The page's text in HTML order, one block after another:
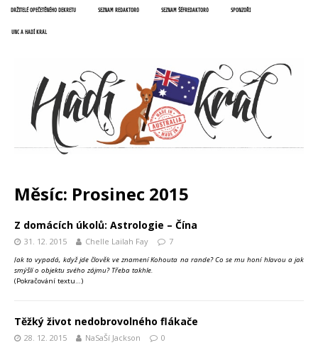
DRŽITELÉ OPEČETĚNÉHO DEKRETU SEZNAM REDAKTORŮ SEZNAM ŠÉFREDAKTORŮ SPONZOŘI
UNC A HADÍ KRÁL
Měsíc: Prosinec 2015
Z domácích úkolů: Astrologie – Čína
31. 12. 2015 Chelle Lailah Fay 7
Jak to vypadá, když jde člověk ve znamení Kohouta na rande? Co se mu honí hlavou a jak
smýšlí o objektu svého zájmu? Třeba takhle.
(Pokračování textu…)
Těžký život nedobrovolného flákače
28. 12. 2015 NaSaŠí Jackson 0